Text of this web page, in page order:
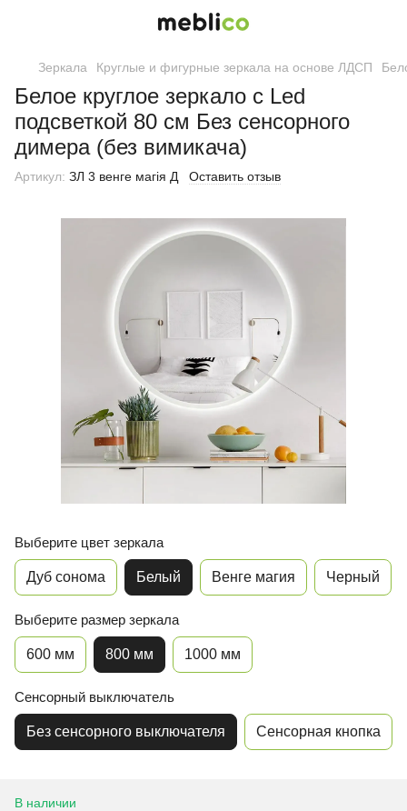
Зеркала Круглые и фигурные зеркала на основе ЛДСП
Белое круглое зеркало с Led
подсветкой 80 см Без сенсорного
димера (без вимикача)
Артикул: ЗЛ 3 венге магія Д Оставить отзыв
Выберите цвет зеркала
Дуб сонома Белый Венге магия Черный
Выберите размер зеркала
600 мм 800 мм 1000 мм
Сенсорный выключатель
Без сенсорного выключателя Сенсорная кнопка
В наличии